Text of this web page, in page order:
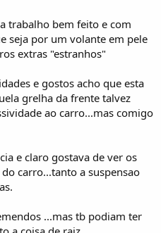
trabalho bem feito e com
seja por um volante em pele
extras "estranhos"
e gostos acho que esta
grelha da frente talvez
ao carro...mas comigo
e claro gostava de ver os
carro...tanto a suspensao
...mas tb podiam ter